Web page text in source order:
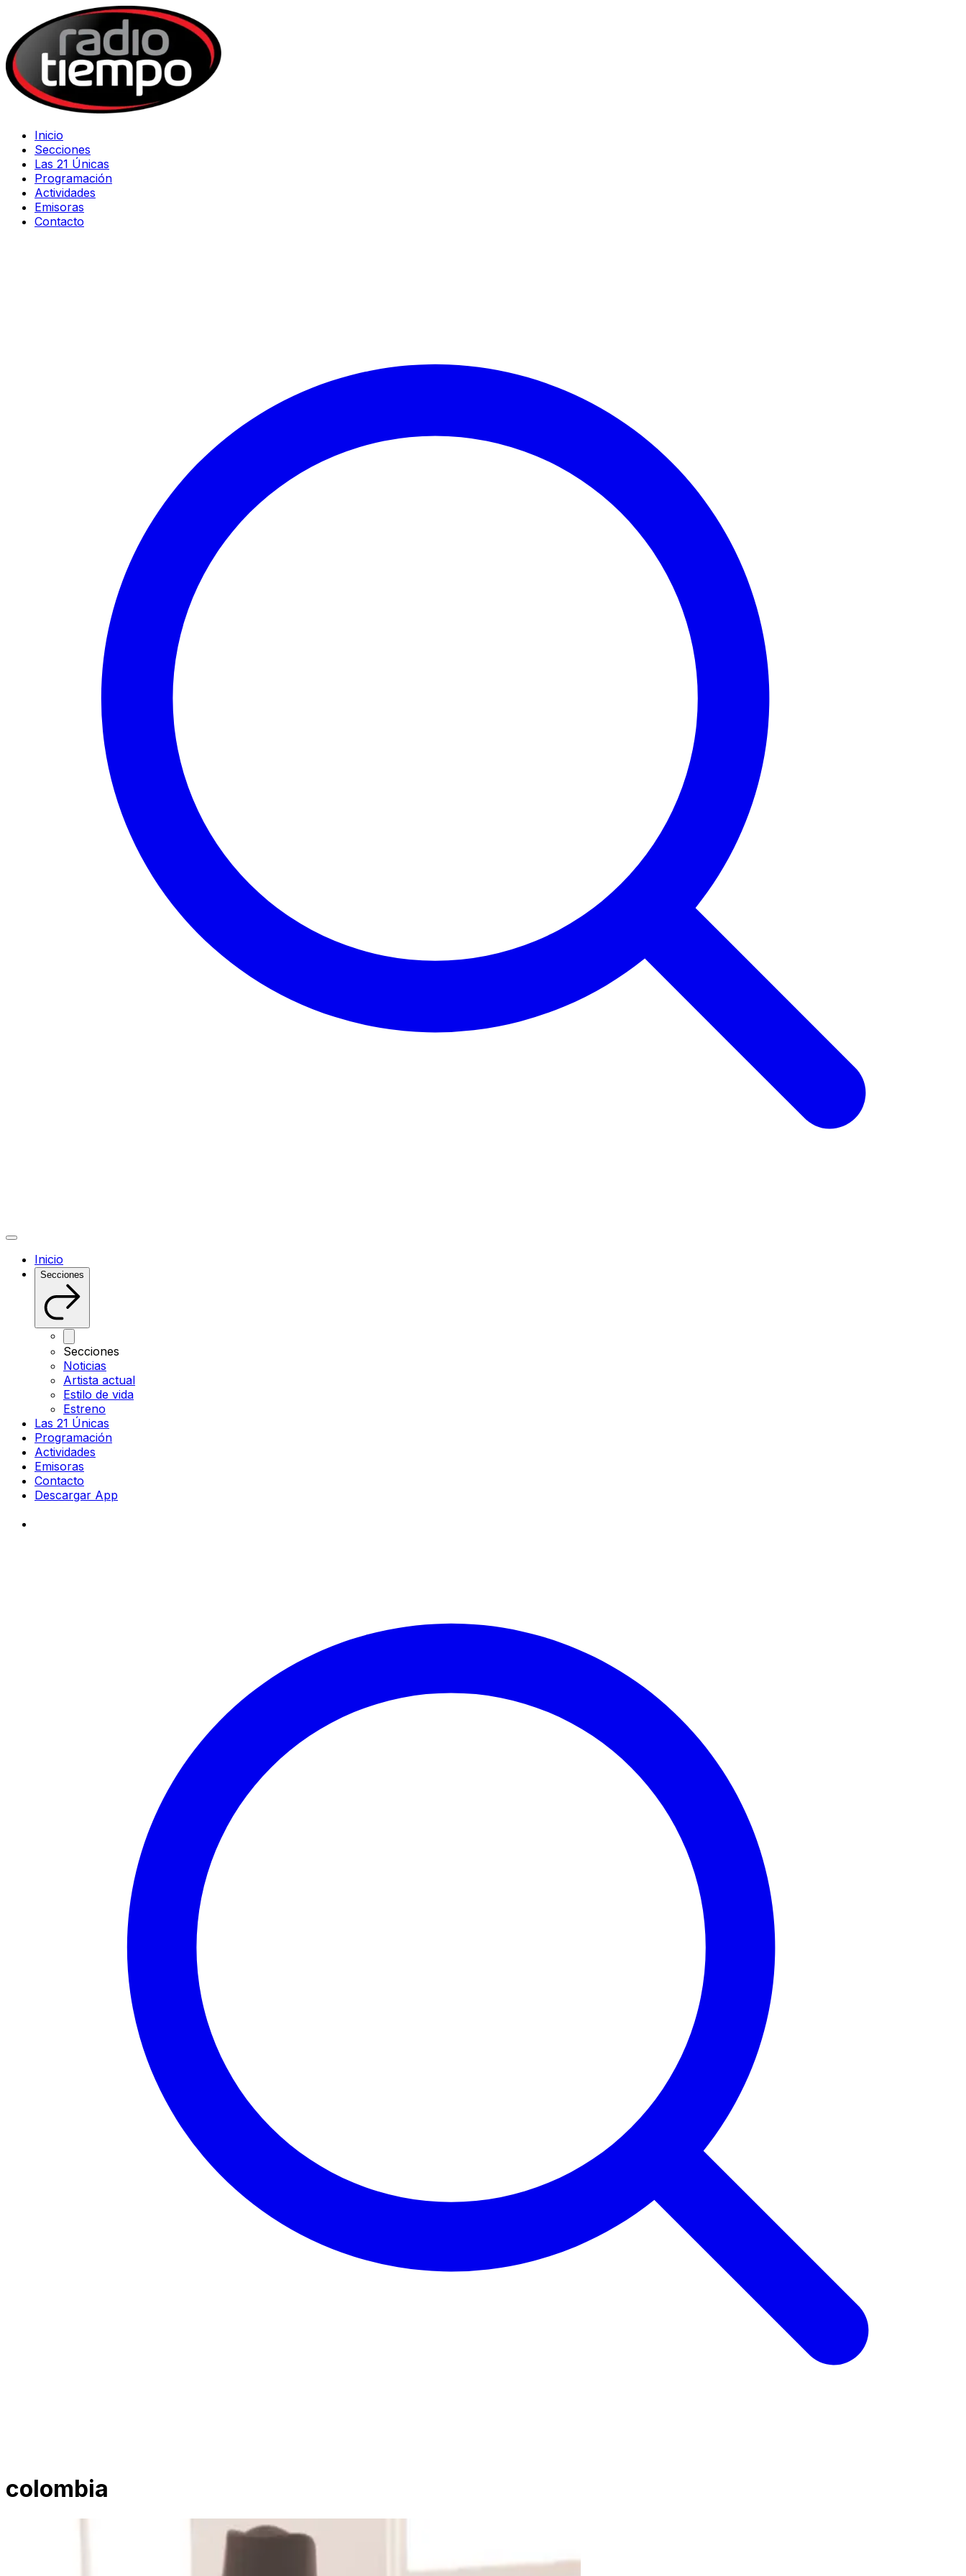
Inicio
Secciones
Las 21 Únicas
Programación
Actividades
Emisoras
Contacto
Inicio
Secciones
Secciones
Noticias
Artista actual
Estilo de vida
Estreno
Las 21 Únicas
Programación
Actividades
Emisoras
Contacto
Descargar App
colombia